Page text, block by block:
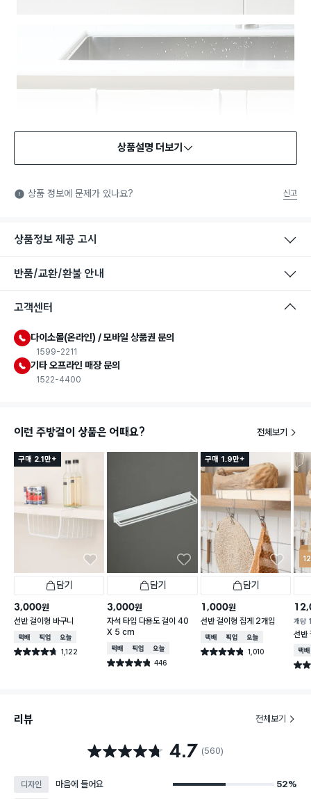
상품설명 더보기
상품 정보에 문제가 있나요? 신고
상품정보 제공 고시
반품/교환/환불 안내
고객센터
다이소몰(온라인) / 모바일 상품권 문의
1599-2211
기타 오프라인 매장 문의
1522-4400
이런 주방걸이 상품은 어때요? 전체보기
구매 2.1만+
담기
3,000원
선반 걸이형 바구니
택배배송매장픽업오늘배송
별점 4.7점 1,122
건 작성
담기
3,000원
자석 타입 다용도 걸이 40
X 5 cm
택배배송매장픽업오늘배송
별점 4.8점 446
건 작성
구매 1.9만+
담기
1,000원
선반 걸이형 집게 2개입
택배배송매장픽업오늘배송
별점 4.8점 1,010
건 작성
개당
선반
택배
별점
리뷰 전체보기
별점 4.7점 4.7 (560)
디자인 마음에 들어요 52%